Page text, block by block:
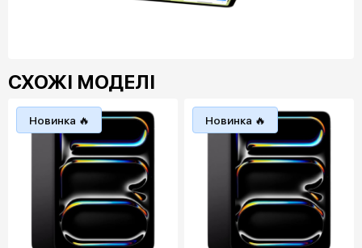
СХОЖІ МОДЕЛІ
Новинка 🔥 Новинка 🔥